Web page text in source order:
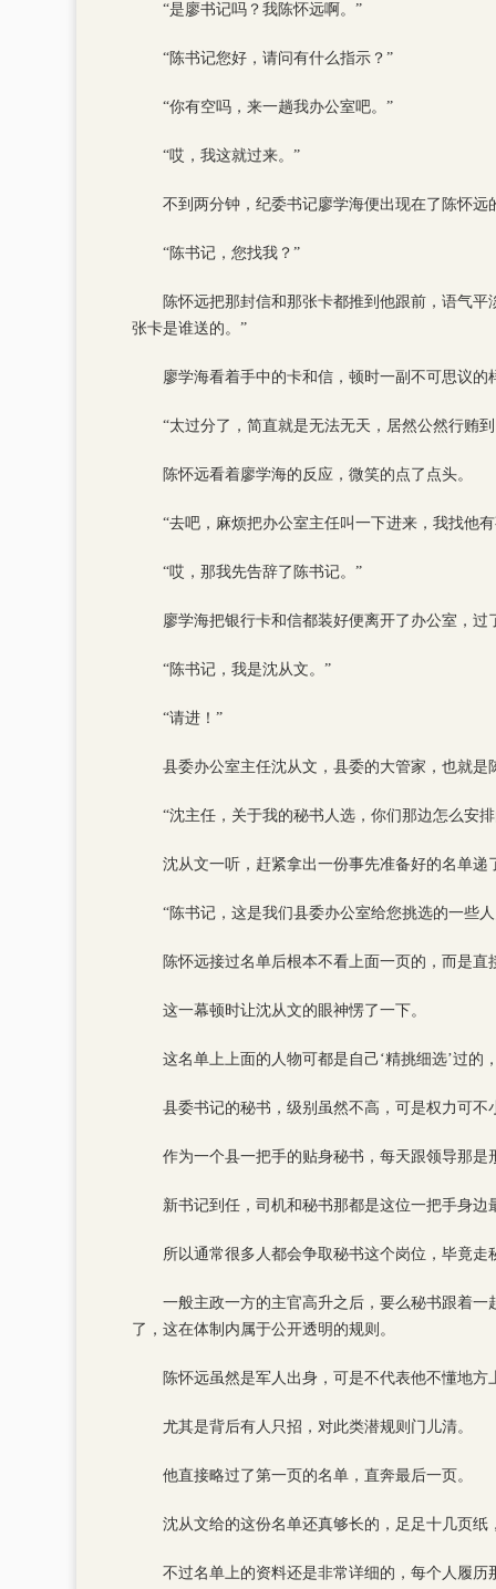
“是廖书记吗？我陈怀远啊。”
“陈书记您好，请问有什么指示？”
“你有空吗，来一趟我办公室吧。”
“哎，我这就过来。”
不到两分钟，纪委书记廖学海便出现在了陈怀远
“陈书记，您找我？”
陈怀远把那封信和那张卡都推到他跟前，语气
张卡是谁送的。”
廖学海看着手中的卡和信，顿时一副不可思议的
“太过分了，简直就是无法无天，居然公然行贿
陈怀远看着廖学海的反应，微笑的点了点头。
“去吧，麻烦把办公室主任叫一下进来，我找他
“哎，那我先告辞了陈书记。”
廖学海把银行卡和信都装好便离开了办公室，
“陈书记，我是沈从文。”
“请进！”
县委办公室主任沈从文，县委的大管家，也就
“沈主任，关于我的秘书人选，你们那边怎么安
沈从文一听，赶紧拿出一份事先准备好的名单递
“陈书记，这是我们县委办公室给您挑选的一些
陈怀远接过名单后根本不看上面一页的，而是
这一幕顿时让沈从文的眼神愣了一下。
这名单上上面的人物可都是自己‘精挑细选’过
县委书记的秘书，级别虽然不高，可是权力可不
作为一个县一把手的贴身秘书，每天跟领导那
新书记到任，司机和秘书那都是这位一把手身
所以通常很多人都会争取秘书这个岗位，毕竟
一般主政一方的主官高升之后，要么秘书跟着
了，这在体制内属于公开透明的规则。
陈怀远虽然是军人出身，可是不代表他不懂地方
尤其是背后有人只招，对此类潜规则门儿清。
他直接略过了第一页的名单，直奔最后一页。
沈从文给的这份名单还真够长的，足足十几页
不过名单上的资料还是非常详细的，每个人履